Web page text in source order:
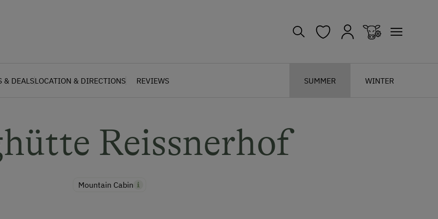
& DEALSLOCATION & DIRECTIONS REVIEWS SUMMER WINTER
Reissnerhof
Mountain Cabin